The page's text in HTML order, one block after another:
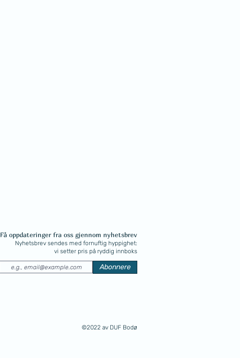
Få oppdateringer fra oss gjennom nyhetsbrev
Nyhetsbrev sendes med fornuftig hyppighet:
vi setter pris på ryddig innboks
Abonnere
©2022 av DUF Bodø